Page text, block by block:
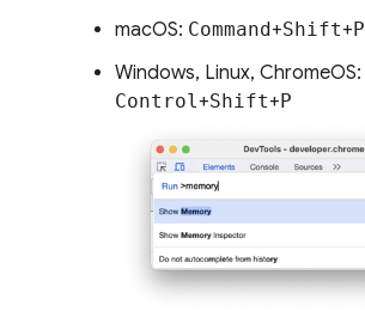
macOS: Command+Shift+P
Windows, Linux, ChromeOS:
Control+Shift+P